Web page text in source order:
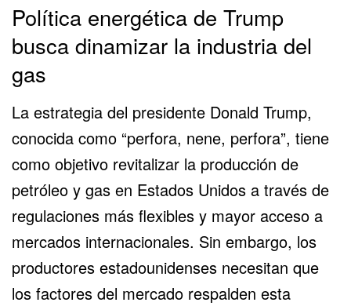
Política energética de Trump
busca dinamizar la industria del
gas
La estrategia del presidente Donald Trump,
conocida como “perfora, nene, perfora”, tiene
como objetivo revitalizar la producción de
petróleo y gas en Estados Unidos a través de
regulaciones más flexibles y mayor acceso a
mercados internacionales. Sin embargo, los
productores estadounidenses necesitan que
los factores del mercado respalden esta